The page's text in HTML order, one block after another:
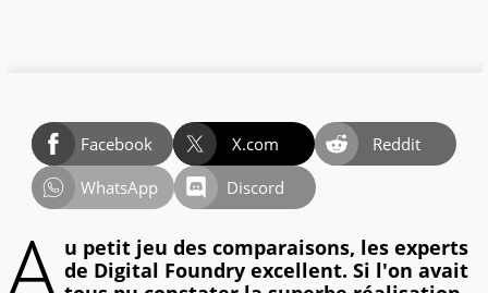
Facebook X.com
Reddit
WhatsApp
Discord
u petit jeu des comparaisons, les experts
de Digital Foundry excellent. Si l'on avait